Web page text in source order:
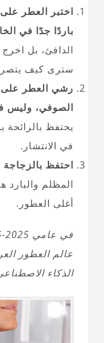
اختبر العطر
باردًا جدًا في
الدافئ، بل اخرج
سترى كيف
رشي العطر على
الصوفي، وليس
يحتفظ
في الانتشار.
احتفظ بالزجاجة
المظلم
أغلى العطور.
عالم العطور
الذكاء